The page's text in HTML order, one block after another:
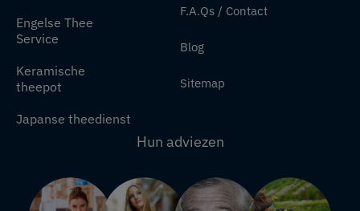
Engelse Thee
Service
Keramische
theepot
Japanse theedienst
F.A.Qs / Contact
Blog
Sitemap
Hun adviezen